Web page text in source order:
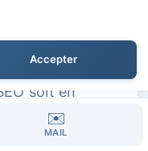
la main avec
à ce que
soit en
leur
✉️
MAIL
Accepter